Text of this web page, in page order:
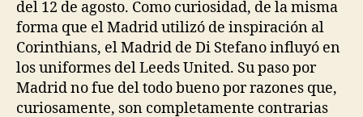
del 12 de agosto. Como curiosidad, de la misma
forma que el Madrid utilizó de inspiración al
Corinthians, el Madrid de Di Stefano influyó en
los uniformes del Leeds United. Su paso por
Madrid no fue del todo bueno por razones que,
curiosamente, son completamente contrarias